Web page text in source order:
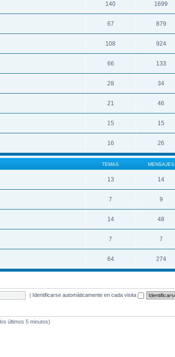
140 1699
67 879
108 924
66 133
28 34
21 46
15 15
16 26
TEMAS MENSAJES
13 14
7 9
14 48
7 7
64 274
| Identificarse automáticamente en cada visita
últimos 5 minutos)